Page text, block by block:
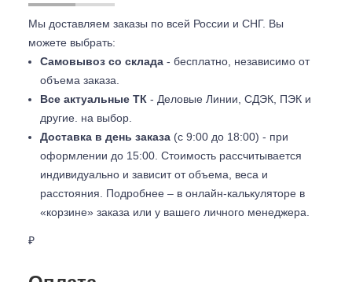
Мы доставляем заказы по всей России и СНГ. Вы
можете выбрать:
Самовывоз со склада - бесплатно, независимо от
объема заказа.
Все актуальные ТК - Деловые Линии, СДЭК, ПЭК и
другие. на выбор.
Доставка в день заказа (с 9:00 до 18:00) - при
оформлении до 15:00. Стоимость рассчитывается
индивидуально и зависит от объема, веса и
расстояния. Подробнее – в онлайн-калькуляторе в
«корзине» заказа или у вашего личного менеджера.
₽